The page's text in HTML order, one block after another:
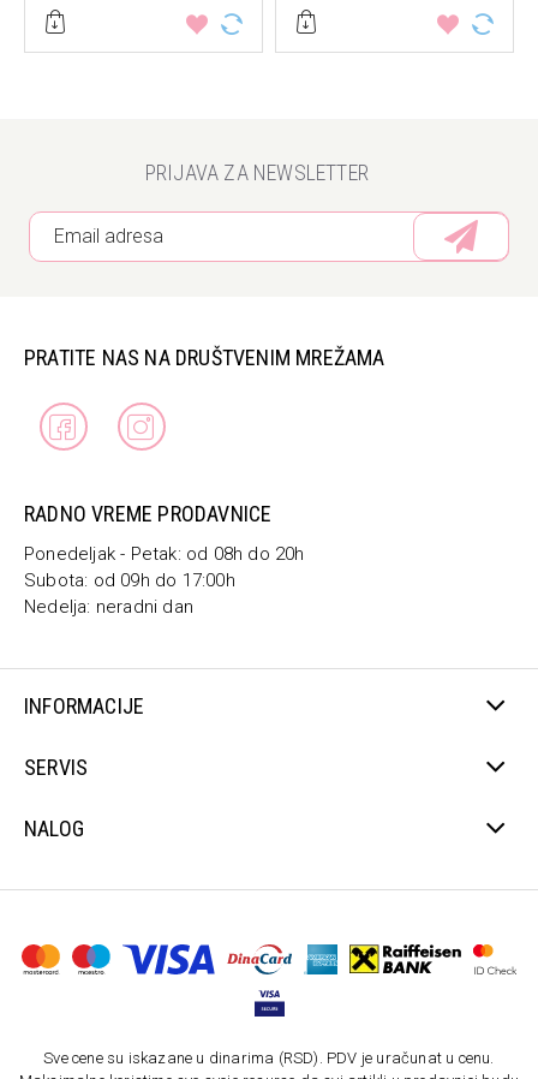
PRIJAVA ZA NEWSLETTER
PRATITE NAS NA DRUŠTVENIM MREŽAMA
RADNO VREME PRODAVNICE
Ponedeljak - Petak: od 08h do 20h
Subota: od 09h do 17:00h
Nedelja: neradni dan
INFORMACIJE
SERVIS
NALOG
Sve cene su iskazane u dinarima (RSD). PDV je uračunat u cenu.